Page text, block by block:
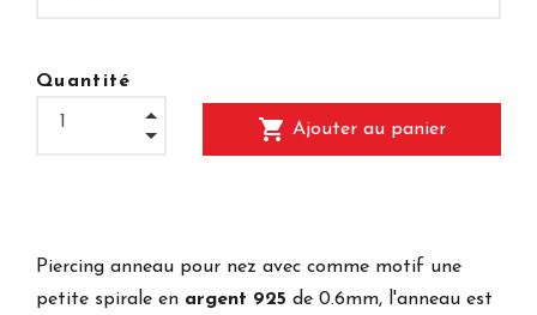
Quantité
shopping_cart Ajouter au panier
Piercing anneau pour nez avec comme motif une
petite spirale en argent 925 de 0.6mm, l'anneau est